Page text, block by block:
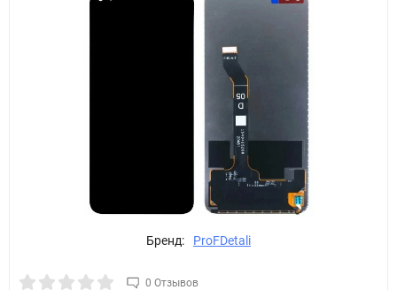
Бренд: ProFDetali
0 Отзывов